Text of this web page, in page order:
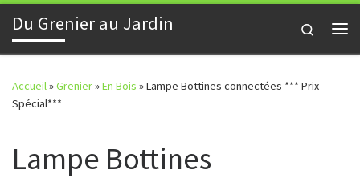
Skip to content
Du Grenier au Jardin
Search
Accueil»Grenier»En Bois »Lampe Bottines connectées *** Prix
Spécial***
Lampe Bottines